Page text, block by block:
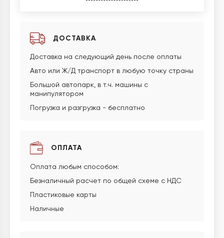
ДОСТАВКА
Доставка на следующий день после оплаты
Авто или Ж/Д транспорт в любую точку страны
Большой автопарк, в т.ч. машины с
манипулятором
Погрузка и разгрузка - бесплатно
ОПЛАТА
Оплата любым способом:
Безналичный расчет по общей схеме с НДС
Пластиковые карты
Наличные